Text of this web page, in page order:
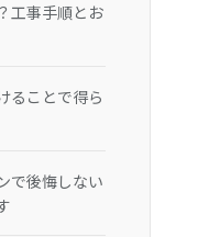
工事手順とお
ることで得ら
で後悔しない